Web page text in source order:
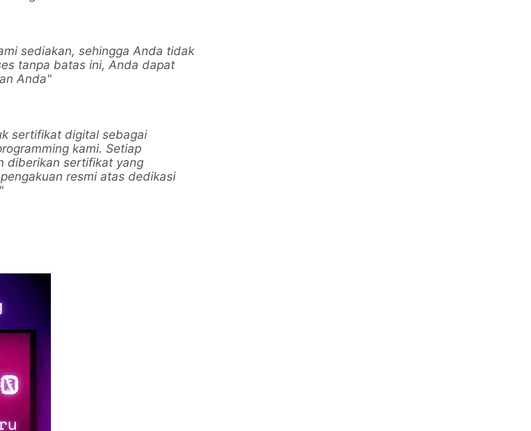
sediakan, sehingga Anda tidak
tanpa batas ini, Anda dapat
Anda"
sertifikat digital sebagai
kami. Setiap
diberikan sertifikat yang
resmi atas dedikasi